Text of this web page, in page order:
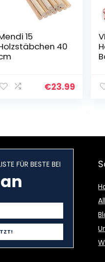
15
40
€23.99
FÜR BESTE BEI